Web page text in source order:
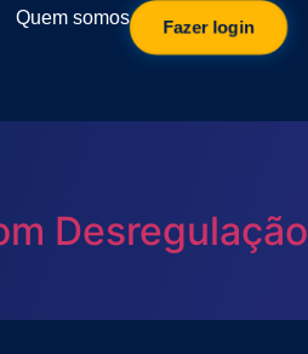
Quem somos Fazer login
Desregulação